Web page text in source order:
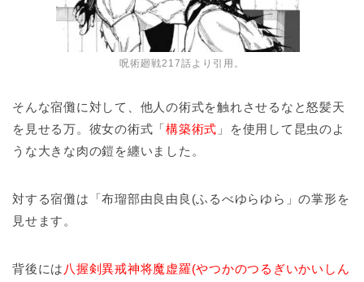
呪術廻戦217話より引用。
そんな宿儺に対して、他人の術式を触れさせるなと怒髪天
を見せる万。彼女の術式「構築術式 」を使用して昆虫のよ
うな大きな肉の鎧を纏いました。
対する宿儺は「布瑠部由良由良(ふるべゆらゆら」の掌形を
見せます。
背後には 八握剣異戒神将魔虚羅(やつかのつるぎいかいしん